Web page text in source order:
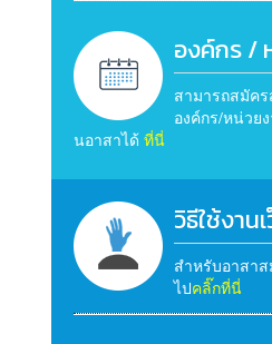
องค์กร /
สามารถสมัค
องค์กร/หน่วย
นอาสาได้ ที่นี่
วิธีใช้งาน
สำหรับอาสา
ไปคลิ๊กที่นี่